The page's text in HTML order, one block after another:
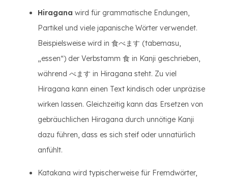
Hiragana wird für grammatische Endungen,
Partikel und viele japanische Wörter verwendet.
Beispielsweise wird in 食べます (tabemasu,
„essen“) der Verbstamm 食 in Kanji geschrieben,
während べます in Hiragana steht. Zu viel
Hiragana kann einen Text kindisch oder unpräzise
wirken lassen. Gleichzeitig kann das Ersetzen von
gebräuchlichen Hiragana durch unnötige Kanji
dazu führen, dass es sich steif oder unnatürlich
anfühlt.
Katakana wird typischerweise für Fremdwörter,